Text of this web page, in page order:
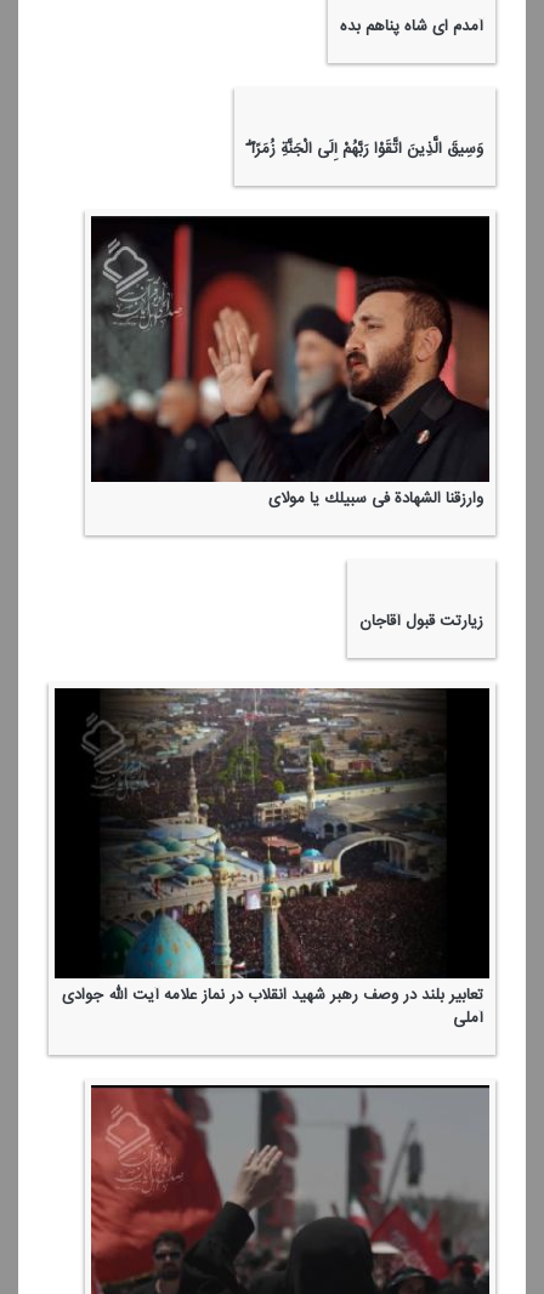
آمدم ای شاه پناهم بده
وَسِیقَ الَّذِینَ اتَّقَوْا رَبَّهُمْ إِلَی الْجَنَّةِ زُمَرًا ۖ
وارزقنا الشهادة فی سبیلك یا مولای
زیارتت قبول آقاجان
تعابیر بلند در وصف رهبر شهید انقلاب در نماز علامه آیت الله جوادی
آملی